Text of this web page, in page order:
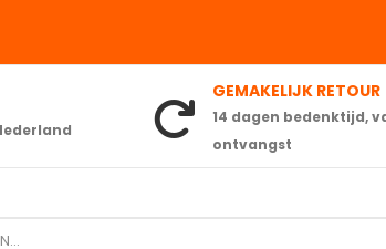
GEMAKELIJK RETOUR
14 dagen bedenktijd,
ontvangst